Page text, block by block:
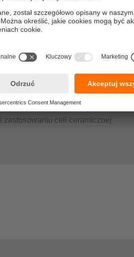
wytrzymałej celi ceramicznej
jakość produktu?
olejem dzięki technologii
montażu
zastosowaniu celi ceramicznej